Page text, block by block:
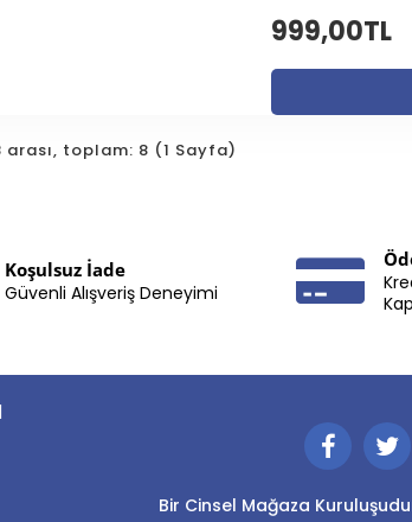
999,00TL
arası, toplam: 8 (1 Sayfa)
Koşulsuz İade
Güvenli Alışveriş Deneyimi
Bir Cinsel Mağaza